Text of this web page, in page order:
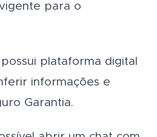
para o
possui plataforma digital
informações e
Garantia.